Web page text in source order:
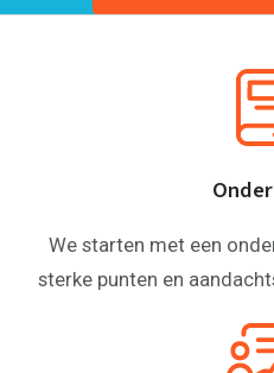
We starten met een
sterke punten en